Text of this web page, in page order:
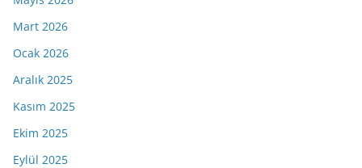
Mart 2026
Ocak 2026
Aralık 2025
Kasım 2025
Ekim 2025
Eylül 2025